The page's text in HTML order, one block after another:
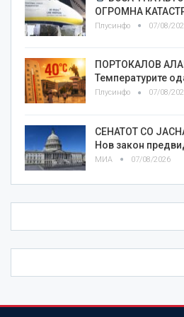
ОГРОМНА
Плусинфо 07/08/
ПОРТОКАЛОВ
Температурите
Плусинфо 07/08/
СЕНАТОТ СО
Нов закон
МИА 07/08/2026